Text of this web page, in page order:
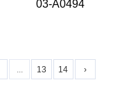
03-A0494
13 14 ›